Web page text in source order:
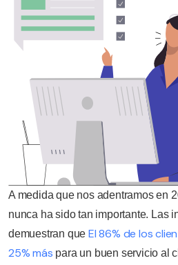
A medida que nos adentramos en
nunca ha sido tan importante. Las
demuestran que El 86% de los
25% más para un buen servicio al